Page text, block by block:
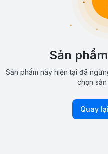
Sản
Sản phẩm này hiện tại đã
chọn
Quay